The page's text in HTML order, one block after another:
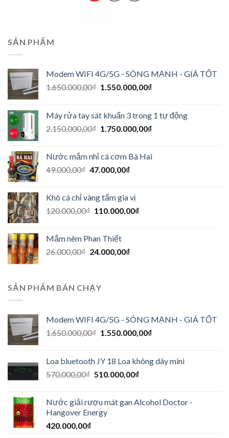
SẢN PHẨM
Modem WIFI 4G/5G - SÓNG MẠNH - GIÁ TỐT
1.650.000,00₫ 1.550.000,00₫
Máy rửa tay sát khuẩn 3 trong 1 tự động
2.150.000,00₫ 1.750.000,00₫
Nước mắm nhỉ cá cơm Bà Hai
49.000,00₫ 47.000,00₫
Khô cá chỉ vàng tẩm gia vị
120.000,00₫ 110.000,00₫
Mắm nêm Phan Thiết
26.000,00₫ 24.000,00₫
SẢN PHẨM BÁN CHẠY
Modem WIFI 4G/5G - SÓNG MẠNH - GIÁ TỐT
1.650.000,00₫ 1.550.000,00₫
Loa bluetooth JY 18 Loa không dây mini
570.000,00₫ 510.000,00₫
Nước giải rượu mát gan Alcohol Doctor -
Hangover Energy
420.000,00₫